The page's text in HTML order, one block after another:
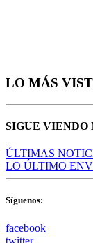
LO MÁS
SIGUE VIENDO
ÚLTIMAS
LO ÚLTIMO
Síguenos:
facebook
twitter